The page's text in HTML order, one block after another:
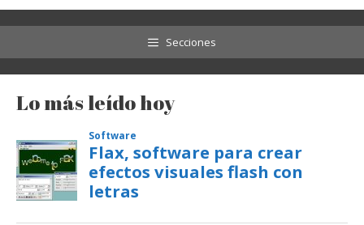
Secciones
Lo más leído hoy